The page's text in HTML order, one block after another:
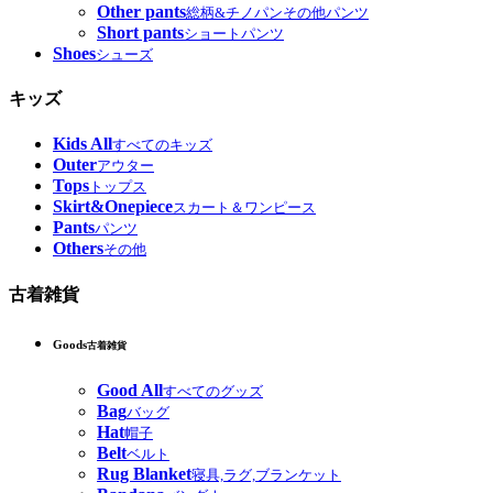
Other pants総柄&チノパンその他パンツ
Short pantsショートパンツ
Shoesシューズ
キッズ
Kids Allすべてのキッズ
Outerアウター
Tops トップス
Skirt&Onepieceスカート＆ワンピース
Pantsパンツ
Othersその他
古着雑貨
Goods古着雑貨
Good Allすべてのグッズ
Bagバッグ
Hat帽子
Beltベルト
Rug Blanket寝具,ラグ,ブランケット